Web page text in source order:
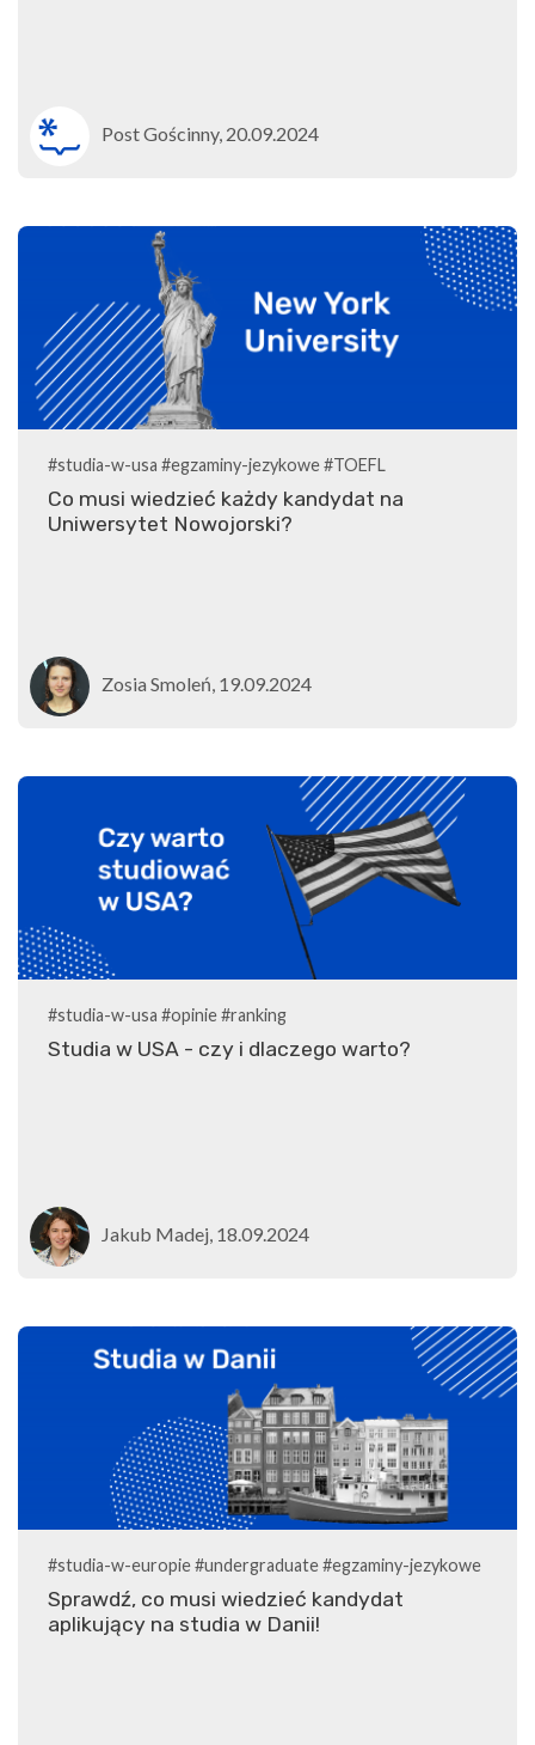
Post Gościnny, 20.09.2024
#studia-w-usa #egzaminy-jezykowe#TOEFL
Co musi wiedzieć każdy kandydat na
Uniwersytet Nowojorski?
Zosia Smoleń, 19.09.2024
#studia-w-usa #opinie#ranking
Studia w USA - czy i dlaczego warto?
Jakub Madej, 18.09.2024
#studia-w-europie#undergraduate#egzaminy-jezykowe
Sprawdź, co musi wiedzieć kandydat
aplikujący na studia w Danii!